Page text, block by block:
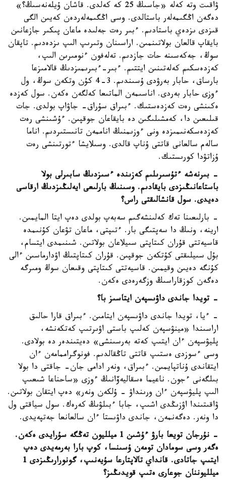
ۋاقىت وتە كەلە «جاسىڭ 25 كە كەلدى. قاشان ۇيلەنەسىڭ؟»
دەگەن اڭگىمەلەر باستالدى. وسى اڭگىمەلەردەن كەيىن الگى
قىزدى ىزدەي باستادىم. ءبىر رەت جەلىدە ماعان پىكىر جازعانىن
بايقاپ قالعان بولاتىنمىن. اراسىنان وتىرىپ الىپ ىزدەدىم. تاپقان
سوڭ، جەكەسىنە حات جازدىم. تەلەفون ءنومىرىن الىپ،
كەزدەسكىم كەلەتىنىن ايتتىم. ءبىر-ءبىرىمىزدىڭ قالامىزعا
بارساق، حابار بەرۋدى ۇسىندىم. 3-4 كۇن وتكەن سوڭ، ول
ءوزى حابار بەردى. اناسىمەن الماتىعا كەلگەن ەكەن. سول كەزدە
ەكىنشى رەت كەزدەستىك. ءبىراق سۇراق- جاۋاپ بولدى. جات
قىلىعىن دا، كەمشىلىگىن دە بايقاعان جوقپىن. ءۇشىنشى رەت
كەزدەسكەنىمىزدە ونى ءوزىمنىڭ اناممەن تانىستىردىم. اناما
سالەم سالعانى قاتتى ۇناپ قالدى. وسىلايشا ءتورتىنشى رەت
ۇزاتۋدا كورىستىك.
- بىرنەشە ءتۇسىرىلىم كەزىندە ءسىزدىڭ سابىرلى بولا
باستاعانىڭىزدى بايقادىم. وسىنىڭ بارلىعى ايەلىڭىزدىڭ ارقاسى
دەيدى. سول قانشالىقتى راس؟
- بارلىعىنا تەك كەلىنشەگىم سەبەپ بولدى دەپ ايتا المايمىن.
ارينە، ونىڭ دا سەپتىگى بار. ءتىپتى، ماعان تۋعان كۇنىمدە
قاسيەتتى قۇران كىتاپتى سىيلاعان بولاتىن. شىنىمدى ايتسام،
بۇل سىيلىقتى كۇتكەن جوقپىن. قۇران كىتاپتىڭ اۋدارماسىن ءالى
كۇنگە دەيىن وقيمىن. قاسيەتتى كىتاپتى وقىعان سوڭ ومىرگە
دەگەن كوزقاراسىڭ وزگەرەدى ەكەن.
- تويدا جاندى داۋىسپەن ايتاسىز با؟
- ءيا، تويدا جاندى داۋىسپەن ايتامىن. ءبىراق قارا حالىق
اراسىندا «مينۋسپەن كەلىپ باستى اۋىرتىپ كەتكەنشە،
پليۋسپەن ءان ايتىپ كەتە بەرسىنشى» دەيتىندەر دە بولادى.
وسى ءسوزدى ەستىپ قاتتى تاڭقالدىم. فونوگراممامەن ءان
ايتقاندى ۇناتپايمىن. ءبىراق، ونەر ادامى جان- جاقتى دا بولا
بىلگەنى ءجون. ناعيما ەسقاليەۆانىڭ ءوزى «ساحناعا شىعىپ
الىپ پليۋسپەن ءان ورىنداۋ - ۇلكەن ونەر» دەپ ايتقان بولاتىن.
ۋاقىتىندا اۋزىڭدى اشىپ، جابا ءبىلۋىڭ كەرەك. سول سياقتى ول
دا ونەر. دەگەنمەن، جاندى داۋىستا ءان سالعانعا جەتپەيدى.
- نۇرجان تويعا بارۋ ءۇشىن 1 ميلليون تەڭگە سۇرايدى ەكەن.
ەگەر وسى سومادان تومەن ۇسىنسا، كوپ بارا بەرمەيدى دەپ
ايتىپ جاتادى. قانداي تالاپتارعا سۇيەنىپ، گونورارىڭىزدى 1
ميلليوننان جوعارى ەتىپ قويدىڭىز؟